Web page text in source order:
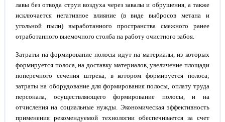
лавы без отвода струи воздуха через завалы и обрушения, а также
исключается негативное влияние (в виде выбросов метана и
угольной пыли) выработанного пространства смежного ранее
отработанного выемочного столба на работу очистного забоя.
Затраты на формирование полосы идут на материалы, из которых
формируется полоса, на доставку материалов, увеличение площади
поперечного сечения штрека, в котором формируется полоса;
затраты на оборудование для формирования полосы, оплату труда
персонала, осуществляющего формирование полосы, и на
отчисления на социальные нужды. Экономическая эффективность
применения рекомендуемой технологии обеспечивается за счет